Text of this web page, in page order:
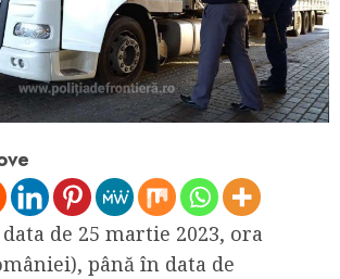
de 25 martie 2023, ora
până în data de